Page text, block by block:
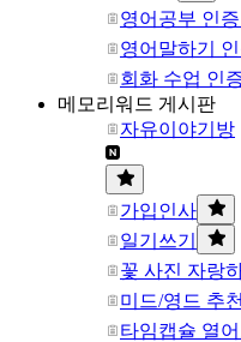
영어공부 인증
영어말하기 인
회화 수업 인
메모리워드 게시판
자유이야기방
가입인사
일기쓰기
꽃 사진 자랑하
미드/영드 추
타임캡슐 열어